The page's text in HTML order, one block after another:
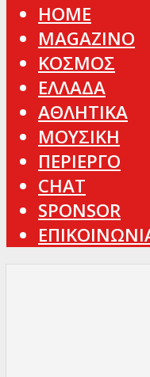
HOME
MAGAZINO
ΚΟΣΜΟΣ
ΕΛΛΑΔΑ
ΑΘΛΗΤΙΚΑ
ΜΟΥΣΙΚΗ
ΠΕΡΙΕΡΓΟ
CHAT
SPONSOR